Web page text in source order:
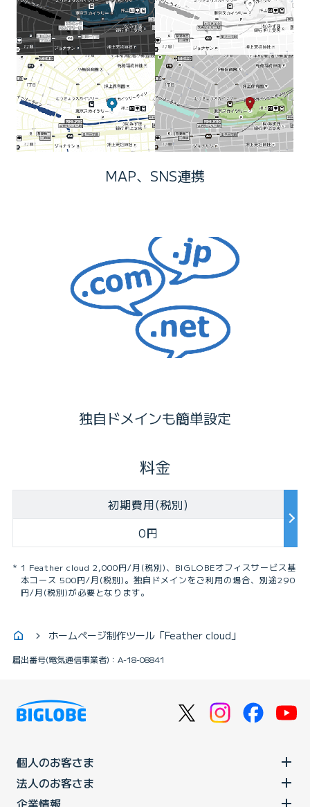
MAP、SNS連携
独自ドメインも簡単設定
料金
初期費用(税別)
0円
1 Feather cloud 2,000円/月(税別)、BIGLOBEオフィスサービス基
本コース 500円/月(税別)。独自ドメインをご利用の場合、別途290
円/月(税別)が必要となります。
ホームページ制作ツール「Feather cloud」
届出番号(電気通信事業者)：A-18-08841
個人のお客さま
法人のお客さま
企業情報